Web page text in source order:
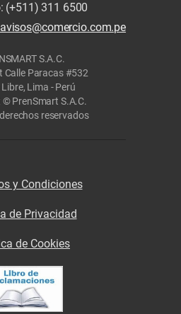
(+511) 311 6500
S.A.C.
Calle Paracas #532
Lima - Perú
PrenSmart S.A.C.
reservados
y Condiciones
de Privacidad
de Cookies